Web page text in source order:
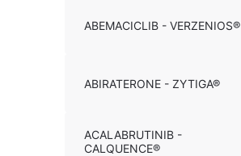
ABEMACICLIB - VERZENIOS®
ABIRATERONE - ZYTIGA®
ACALABRUTINIB -
CALQUENCE®